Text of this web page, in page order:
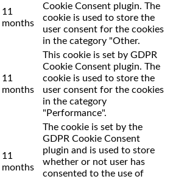
11
months
Cookie Consent plugin. The
cookie is used to store the
user consent for the cookies
in the category "Other.
11
months
This cookie is set by GDPR
Cookie Consent plugin. The
cookie is used to store the
user consent for the cookies
in the category
"Performance".
11
months
The cookie is set by the
GDPR Cookie Consent
plugin and is used to store
whether or not user has
consented to the use of